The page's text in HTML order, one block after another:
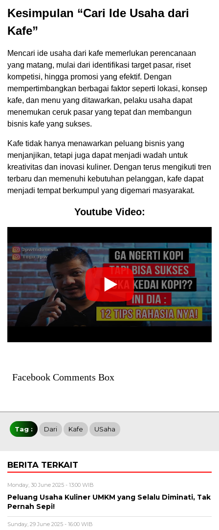
Kesimpulan “Cari Ide Usaha dari
Kafe”
Mencari ide usaha dari kafe memerlukan perencanaan
yang matang, mulai dari identifikasi target pasar, riset
kompetisi, hingga promosi yang efektif. Dengan
mempertimbangkan berbagai faktor seperti lokasi, konsep
kafe, dan menu yang ditawarkan, pelaku usaha dapat
menemukan ceruk pasar yang tepat dan membangun
bisnis kafe yang sukses.
Kafe tidak hanya menawarkan peluang bisnis yang
menjanjikan, tetapi juga dapat menjadi wadah untuk
kreativitas dan inovasi kuliner. Dengan terus mengikuti tren
terbaru dan memenuhi kebutuhan pelanggan, kafe dapat
menjadi tempat berkumpul yang digemari masyarakat.
Youtube Video:
Facebook Comments Box
Tag : Dari Kafe USaha
BERITA TERKAIT
Monday, 30 June 2025 - 13:00 WIB
Peluang Usaha Kuliner UMKM yang Selalu Diminati, Tak
Pernah Sepi!
Sunday, 29 June 2025 - 16:00 WIB